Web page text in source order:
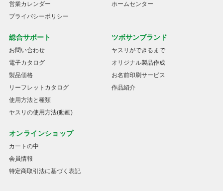
営業カレンダー
プライバシーポリシー
ホームセンター
総合サポート
お問い合わせ
電子カタログ
製品価格
リーフレットカタログ
使用方法と種類
ヤスリの使用方法(動画)
ツボサンブランド
ヤスリができるまで
オリジナル製品作成
お名前印刷サービス
作品紹介
オンラインショップ
カートの中
会員情報
特定商取引法に基づく表記